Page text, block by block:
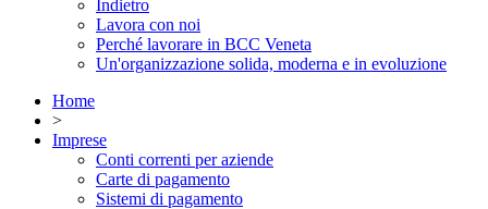
Indietro
Lavora con noi
Perché lavorare in BCC Veneta
Un'organizzazione solida, moderna e in evoluzione
Home
>
Imprese
Conti correnti per aziende
Carte di pagamento
Sistemi di pagamento